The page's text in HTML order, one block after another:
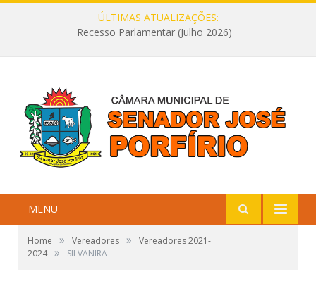
ÚLTIMAS ATUALIZAÇÕES:
Recesso Parlamentar (Julho 2026)
MENU
Home » Vereadores »
Vereadores 2021-
2024 » SILVANIRA